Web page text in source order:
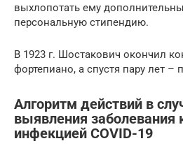
выхлопотать ему
персональную стипендию.
В 1923 г. Шостакович окончил
фортепиано, а спустя пару лет –
Алгоритм действий в
выявления заболевания
инфекцией COVID-19